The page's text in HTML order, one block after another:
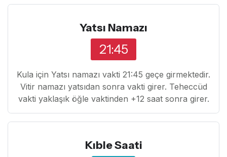
Yatsı Namazı
21:45
Kula için Yatsı namazı vakti 21:45 geçe girmektedir.
Vitir namazı yatsıdan sonra vakti girer. Teheccüd
vakti yaklaşık öğle vaktinden +12 saat sonra girer.
Kıble Saati